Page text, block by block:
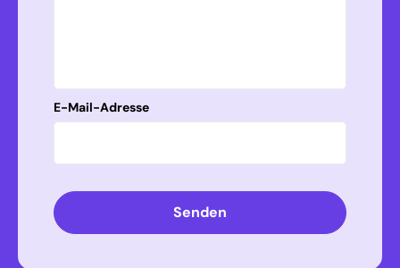
E-Mail-Adresse
Senden